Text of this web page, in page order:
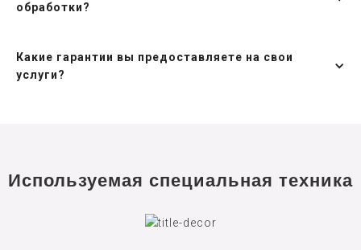
обработки?
Какие гарантии вы предоставляете на свои
услуги?
Используемая специальная техника